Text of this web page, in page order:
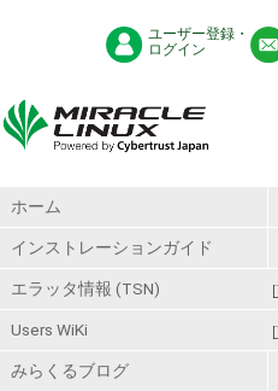
ユーザー登録・
ログイン
ホーム
インストレーションガイド
エラッタ情報 (TSN)
Users WiKi
みらくるブログ